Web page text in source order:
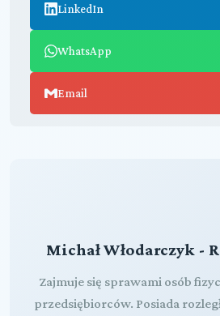
LinkedIn
WhatsApp
Email
Michał Włodarczyk -
Zajmuje się sprawami osób
przedsiębiorców. Posiada